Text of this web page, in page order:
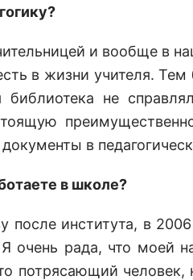
и вообще в
в жизни учителя.
библиотека не
в
в школе?
института, в
очень рада, что моей
потрясающий